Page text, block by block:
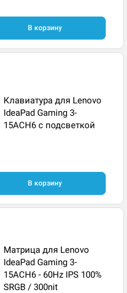
В корзину
Клавиатура для Lenovo
IdeaPad Gaming 3-
15ACH6 с подсветкой
В корзину
Матрица для Lenovo
IdeaPad Gaming 3-
15ACH6 - 60Hz IPS 100%
SRGB / 300nit